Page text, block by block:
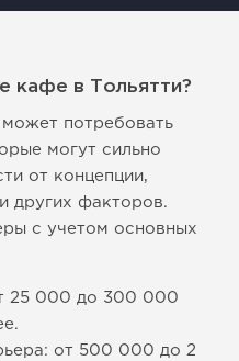
кафе в Тольятти?
потребовать
могут сильно
от концепции,
других факторов.
с учетом основных
25 000 до 300 000
от 500 000 до 2